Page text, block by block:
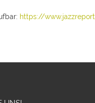
https://